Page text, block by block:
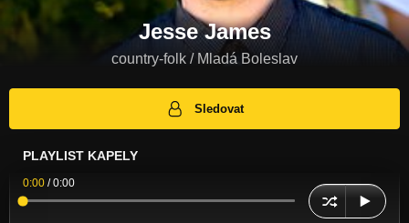
Jesse James
country-folk / Mladá Boleslav
Sledovat
PLAYLIST KAPELY
0:00 /0:00